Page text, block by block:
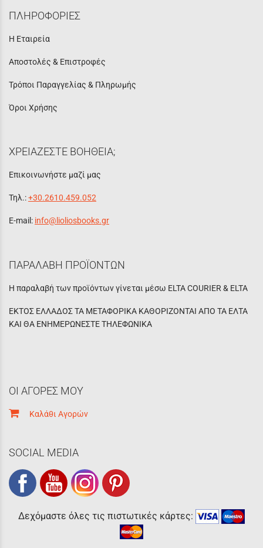
ΠΛΗΡΟΦΟΡΙΕΣ
Η Εταιρεία
Αποστολές & Επιστροφές
Τρόποι Παραγγελίας & Πληρωμής
Όροι Χρήσης
ΧΡΕΙΑΖΕΣΤΕ ΒΟΗΘΕΙΑ;
Επικοινωνήστε μαζί μας
Τηλ.:+30.2610.459.052
E-mail: info@lioliosbooks.gr
ΠΑΡΑΛΑΒΗ ΠΡΟΪΟΝΤΩΝ
Η παραλαβή των προϊόντων γίνεται μέσω ELTA COURIER & ELTA
ΕΚΤΟΣ ΕΛΛΑΔΟΣ ΤΑ ΜΕΤΑΦΟΡΙΚΑ ΚΑΘΟΡΙΖΟΝΤΑΙ ΑΠΟ ΤΑ ΕΛΤΑ
ΚΑΙ ΘΑ ΕΝΗΜΕΡΩΝΕΣΤΕ ΤΗΛΕΦΩΝΙΚΑ
ΟΙ ΑΓΟΡΕΣ ΜΟΥ
Καλάθι Αγορών
SOCIAL MEDIA
Δεχόμαστε όλες τις πιστωτικές κάρτες: